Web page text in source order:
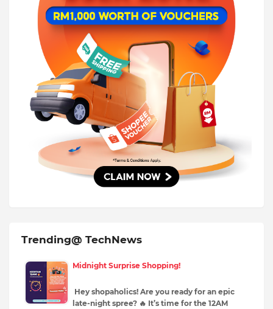
Trending@ TechNews
Midnight Surprise Shopping!
Hey shopaholics! Are you ready for an epic
late-night spree? 🔥 It’s time for the 12AM